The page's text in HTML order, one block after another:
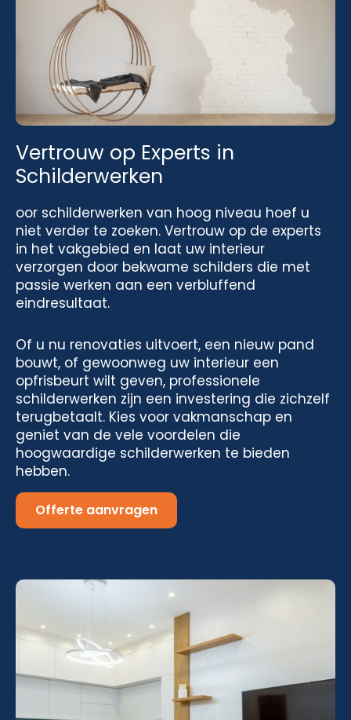
Vertrouw op Experts in
Schilderwerken
oor schilderwerken van hoog niveau hoef u
niet verder te zoeken. Vertrouw op de experts
in het vakgebied en laat uw interieur
verzorgen door bekwame schilders die met
passie werken aan een verbluffend
eindresultaat.
Of u nu renovaties uitvoert, een nieuw pand
bouwt, of gewoonweg uw interieur een
opfrisbeurt wilt geven, professionele
schilderwerken zijn een investering die zichzelf
terugbetaalt. Kies voor vakmanschap en
geniet van de vele voordelen die
hoogwaardige schilderwerken te bieden
hebben.
Offerte aanvragen